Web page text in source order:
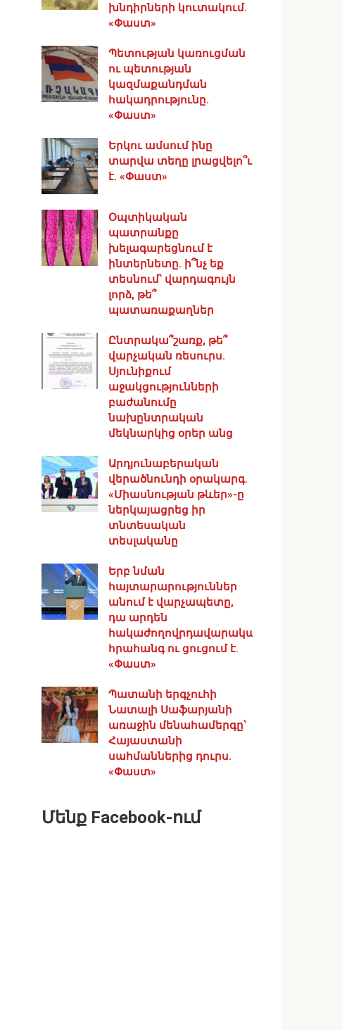
խնդիրների կուտակում.
«Փաստ»
Պետության կառուցման
ու պետության
կազմաքանդման
հակադրությունը.
«Փաստ»
Երկու ամսում ինը
տարվա տեղը լրացվելո՞ւ
է. «Փաստ»
Օպտիկական
պատրանքը
խելագարեցնում է
ինտերնետը. ի՞նչ եք
տեսնում՝ վարդագույն
լորձ, թե՞
պատառաքաղներ
Ընտրակա՞շառք, թե՞
վարչական ռեսուրս․
Սյունիքում
աջակցությունների
բաժանումը
նախընտրական
մեկնարկից օրեր անց
Արդյունաբերական
վերածնունդի օրակարգ․
«Միասնության թևեր»-ը
ներկայացրեց իր
տնտեսական
տեսլականը
Երբ նման
հայտարարություններ
անում է վարչապետը,
դա արդեն
հակաժողովրդավարական
հրահանգ ու ցուցում է.
«Փաստ»
Պատանի երգչուհի
Նատալի Սաֆարյանի
առաջին մենահամերգը՝
Հայաստանի
սահմաններից դուրս.
«Փաստ»
Մենք Facebook-ում